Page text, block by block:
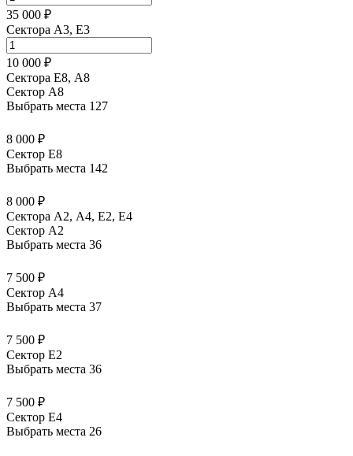
35 000 ₽
Сектора A3, E3
10 000 ₽
Сектора Е8, А8
Сектор A8
Выбрать места 127
8 000 ₽
Сектор E8
Выбрать места 142
8 000 ₽
Сектора А2, А4, Е2, Е4
Сектор A2
Выбрать места 36
7 500 ₽
Сектор A4
Выбрать места 37
7 500 ₽
Сектор E2
Выбрать места 36
7 500 ₽
Сектор E4
Выбрать места 26